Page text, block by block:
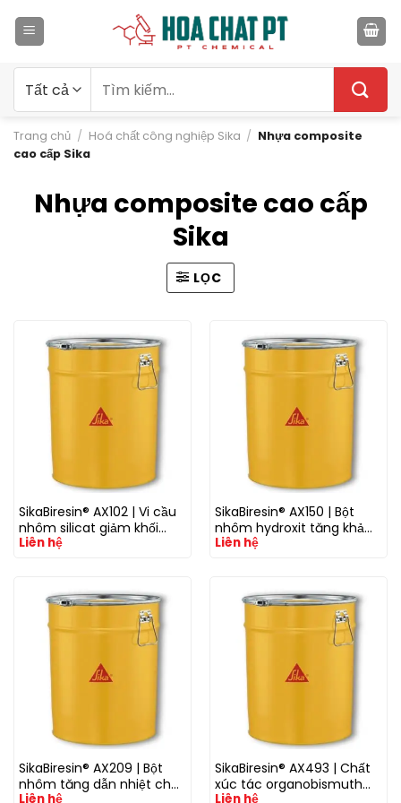
qua
kiếm:
Trang chủ / Hoá chất công nghiệp Sika / Nhựa composite
cao cấp Sika
Nhựa composite cao cấp
Sika
LỌC
SikaBiresin® AX102 | Vi cầu
nhôm silicat giảm khối
lượng cho hệ nhựa
Liên hệ
SikaBiresin® AX150 | Bột
nhôm hydroxit tăng khả
năng gia công cho hệ
Liên hệ
SikaBiresin® AX209 | Bột
nhôm tăng dẫn nhiệt cho
Liên hệ
SikaBiresin® AX493 | Chất
xúc tác organobismuth
Liên hệ